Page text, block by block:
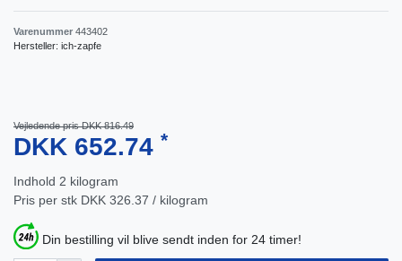
Varenummer 443402
Hersteller: ich-zapfe
Vejledende pris DKK 816.49
DKK 652.74 *
Indhold 2 kilogram
Pris per stk DKK 326.37 / kilogram
Din bestilling vil blive sendt inden for 24 timer!